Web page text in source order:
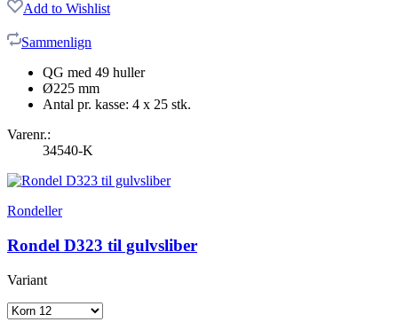
Add to Wishlist
Sammenlign
QG med 49 huller
Ø225 mm
Antal pr. kasse: 4 x 25 stk.
Varenr.:
34540-K
Rondeller
Rondel D323 til gulvsliber
Variant